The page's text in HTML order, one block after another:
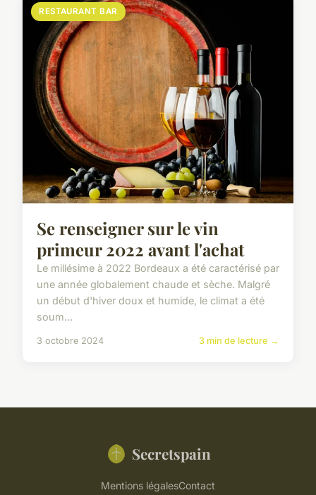
RESTAURANT BAR
Se renseigner sur le vin
primeur 2022 avant l'achat
Le millésime à 2022 Bordeaux a été caractérisé par
une année globalement chaude et sèche. Malgré
un début d'hiver doux et humide, le climat a été
soum...
3 octobre 2024 3 min de lecture →
Secretspain
Mentions légalesContact